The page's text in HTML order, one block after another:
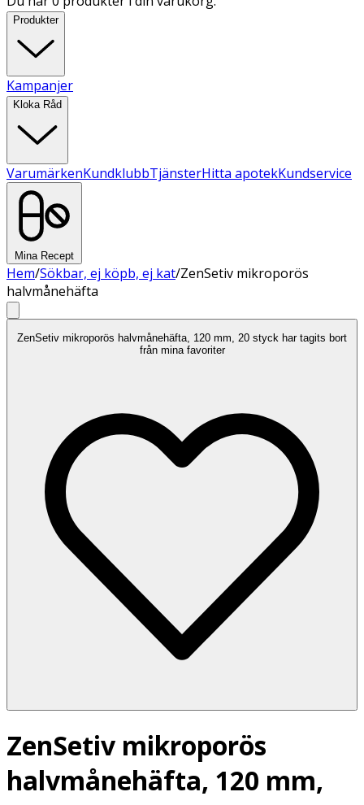
Produkter
Kampanjer
Kloka Råd
VarumärkenKundklubbTjänsterHitta apotekKundservice
Mina Recept
Hem/Sökbar, ej köpb, ej kat/ZenSetiv mikroporös
halvmånehäfta
ZenSetiv mikroporös halvmånehäfta, 120 mm, 20 styck har tagits bort
från mina favoriter
ZenSetiv mikroporös
halvmånehäfta, 120 mm,